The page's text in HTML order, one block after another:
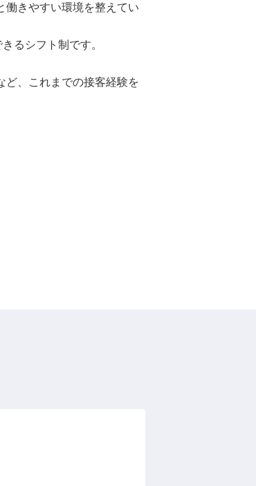
働きやすい環境を整えてい
るシフト制です。
ど、これまでの接客経験を